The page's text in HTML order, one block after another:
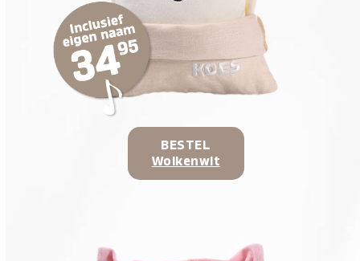
BESTEL
Wolkenwit